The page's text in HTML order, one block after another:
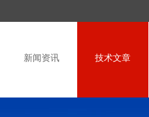
新闻资讯 技术文章